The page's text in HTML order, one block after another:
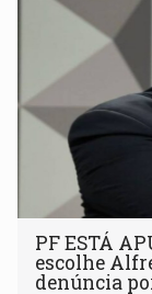
PF ESTÁ
escolhe
denúncia